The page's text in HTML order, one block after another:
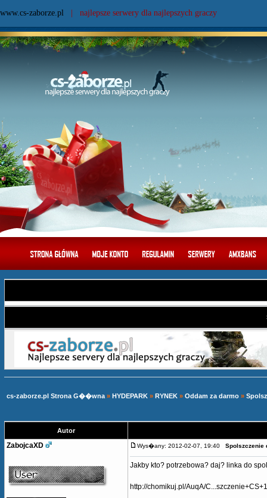
www.cs-zaborze.pl | najlepsze serwery dla najlepszych graczy
cs-zaborze.pl Strona G��wna » HYDEPARK » RYNEK » Oddam za darmo »
Autor
ZabojcaXD Wys�any: 2012-02-07, 19:40 Spolszczenie
Jakby kto? potrzebowa? daj? linka do
http://chomikuj.pl/AuqA/